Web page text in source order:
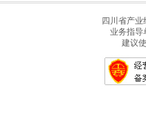
四川省产
业务指导
建议